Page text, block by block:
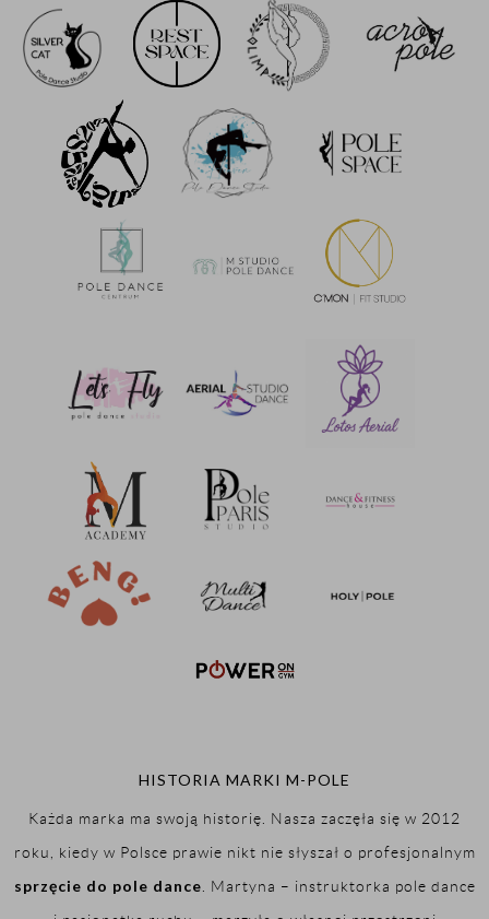
HISTORIA MARKI M-POLE
Każda marka ma swoją historię. Nasza zaczęła się w 2012
roku, kiedy w Polsce prawie nikt nie słyszał o profesjonalnym
sprzęcie do pole dance . Martyna – instruktorka pole dance